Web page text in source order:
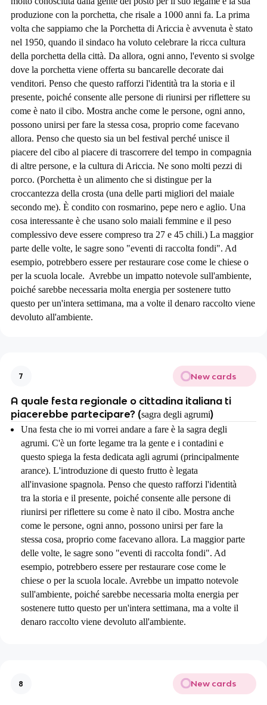
produzione con la porchetta, che risale a 1000 anni fa. La prima
volta che sappiamo che la Porchetta di Ariccia è avvenuta è stato
nel 1950, quando il sindaco ha voluto celebrare la ricca cultura
della porchetta della città. Da allora, ogni anno, l'evento si svolge
dove la porchetta viene offerta su bancarelle decorate dai
venditori. Penso che questo rafforzi l'identità tra la storia e il
presente, poiché consente alle persone di riunirsi per riflettere su
come è nato il cibo. Mostra anche come le persone, ogni anno,
possono unirsi per fare la stessa cosa, proprio come facevano
allora. Penso che questo sia un bel festival perché unisce il
piacere del cibo al piacere di trascorrere del tempo in compagnia
di altre persone, e la cultura di Ariccia. Ne sono molti pezzi di
porco. (Porchetta è un alimento che si distingue per la
croccantezza della crosta (una delle parti migliori del maiale
secondo me). È condito con rosmarino, pepe nero e aglio. Una
cosa interessante è che usano solo maiali femmine e il peso
complessivo deve essere compreso tra 27 e 45 chili.) La maggior
parte delle volte, le sagre sono "eventi di raccolta fondi". Ad
esempio, potrebbero essere per restaurare cose come le chiese o
per la scuola locale. Avrebbe un impatto notevole sull'ambiente,
poiché sarebbe necessaria molta energia per sostenere tutto
questo per un'intera settimana, ma a volte il denaro raccolto viene
devoluto all'ambiente.
7 New cards
A quale festa regionale o cittadina italiana ti
piacerebbe partecipare? (sagra degli agrumi)
Una festa che io mi vorrei andare a fare è la sagra degli
agrumi. C'è un forte legame tra la gente e i contadini e
questo spiega la festa dedicata agli agrumi (principalmente
arance). L'introduzione di questo frutto è legata
all'invasione spagnola. Penso che questo rafforzi l'identità
tra la storia e il presente, poiché consente alle persone di
riunirsi per riflettere su come è nato il cibo. Mostra anche
come le persone, ogni anno, possono unirsi per fare la
stessa cosa, proprio come facevano allora. La maggior parte
delle volte, le sagre sono "eventi di raccolta fondi". Ad
esempio, potrebbero essere per restaurare cose come le
chiese o per la scuola locale. Avrebbe un impatto notevole
sull'ambiente, poiché sarebbe necessaria molta energia per
sostenere tutto questo per un'intera settimana, ma a volte il
denaro raccolto viene devoluto all'ambiente.
8 New cards